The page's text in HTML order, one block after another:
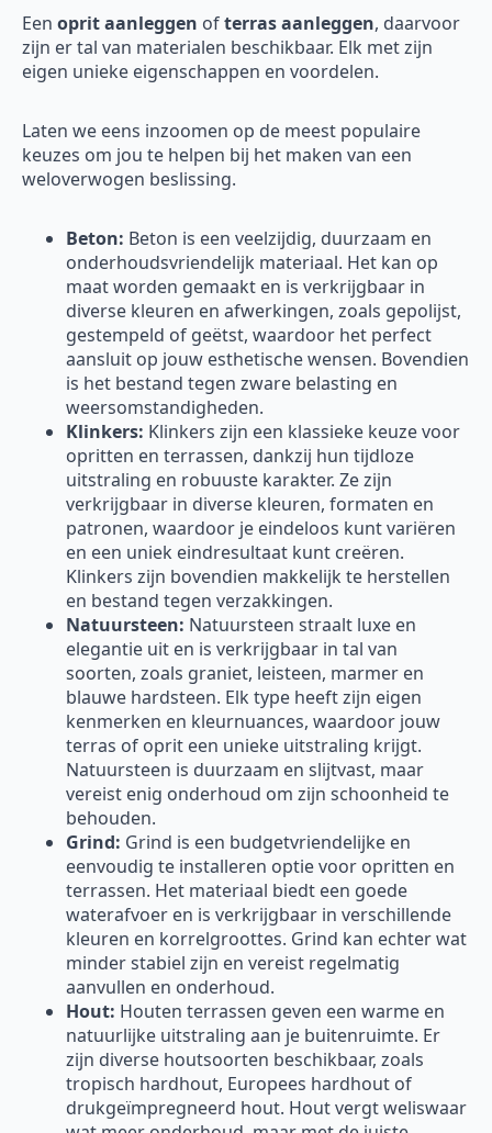
Een oprit aanleggen ofterras aanleggen, daarvoor
zijn er tal van materialen beschikbaar. Elk met zijn
eigen unieke eigenschappen en voordelen.
Laten we eens inzoomen op de meest populaire
keuzes om jou te helpen bij het maken van een
weloverwogen beslissing.
Beton: Beton is een veelzijdig, duurzaam en
onderhoudsvriendelijk materiaal. Het kan op
maat worden gemaakt en is verkrijgbaar in
diverse kleuren en afwerkingen, zoals gepolijst,
gestempeld of geëtst, waardoor het perfect
aansluit op jouw esthetische wensen. Bovendien
is het bestand tegen zware belasting en
weersomstandigheden.
Klinkers: Klinkers zijn een klassieke keuze voor
opritten en terrassen, dankzij hun tijdloze
uitstraling en robuuste karakter. Ze zijn
verkrijgbaar in diverse kleuren, formaten en
patronen, waardoor je eindeloos kunt variëren
en een uniek eindresultaat kunt creëren.
Klinkers zijn bovendien makkelijk te herstellen
en bestand tegen verzakkingen.
Natuursteen: Natuursteen straalt luxe en
elegantie uit en is verkrijgbaar in tal van
soorten, zoals graniet, leisteen, marmer en
blauwe hardsteen. Elk type heeft zijn eigen
kenmerken en kleurnuances, waardoor jouw
terras of oprit een unieke uitstraling krijgt.
Natuursteen is duurzaam en slijtvast, maar
vereist enig onderhoud om zijn schoonheid te
behouden.
Grind: Grind is een budgetvriendelijke en
eenvoudig te installeren optie voor opritten en
terrassen. Het materiaal biedt een goede
waterafvoer en is verkrijgbaar in verschillende
kleuren en korrelgroottes. Grind kan echter wat
minder stabiel zijn en vereist regelmatig
aanvullen en onderhoud.
Hout: Houten terrassen geven een warme en
natuurlijke uitstraling aan je buitenruimte. Er
zijn diverse houtsoorten beschikbaar, zoals
tropisch hardhout, Europees hardhout of
drukgeïmpregneerd hout. Hout vergt weliswaar